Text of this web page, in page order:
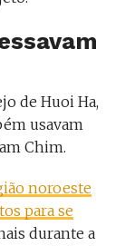
de Huoi Ha,
usavam
Chim.
noroeste
para se
durante a